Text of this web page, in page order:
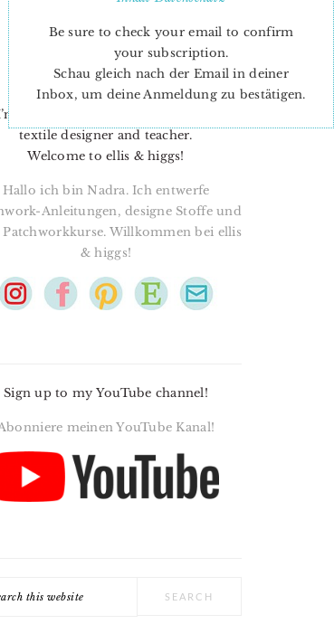
Nadra. I’m a quilt pattern designer,
textile designer and teacher.
Welcome to ellis & higgs!
Hallo ich bin Nadra. Ich entwerfe
Anleitungen, designe Stoffe und
Patchworkkurse. Willkommen bei ellis
& higgs!
Sign up to my YouTube channel!
meinen YouTube Kanal!
Be sure to check your email to confirm
your subscription.
Schau gleich nach der Email in deiner
Inbox, um deine Anmeldung zu bestätigen.